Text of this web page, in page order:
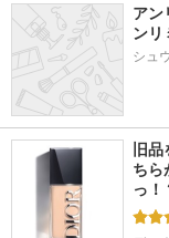
アン
ンリ
シュ
旧
ちら
っ